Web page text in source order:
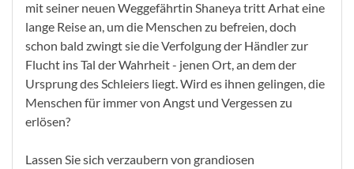
mit seiner neuen Weggefährtin Shaneya tritt Arhat eine
lange Reise an, um die Menschen zu befreien, doch
schon bald zwingt sie die Verfolgung der Händler zur
Flucht ins Tal der Wahrheit - jenen Ort, an dem der
Ursprung des Schleiers liegt. Wird es ihnen gelingen, die
Menschen für immer von Angst und Vergessen zu
erlösen?
Lassen Sie sich verzaubern von grandiosen